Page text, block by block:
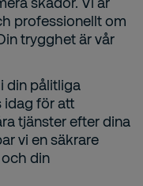
professionellt om
trygghet är vår
din pålitliga
idag för att
tjänster efter dina
vi en säkrare
din